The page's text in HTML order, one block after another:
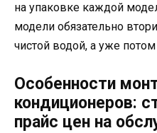
на упаковке каждой
модели обязательно
чистой водой, а уже
Особенности
кондиционеров:
прайс цен на